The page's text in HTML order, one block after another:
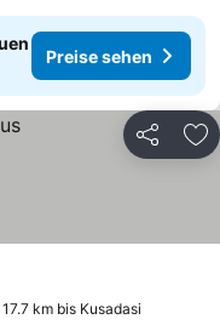
Preise sehen
Teilen
km bis Kusadasi